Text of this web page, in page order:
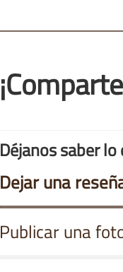
Déjanos saber lo
Dejar una
Publicar una